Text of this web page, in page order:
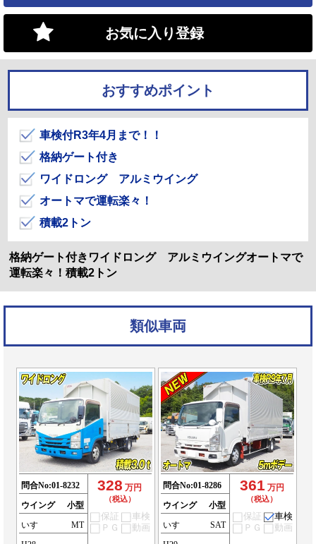
お気に入り登録
おすすめポイント
車検付R3年4月まで！！
格納ゲート付き
ワイドロング アルミウイング
オートマで運転楽々！
積載2トン
格納ゲート付きワイドロング アルミウイングオートマで
運転楽々！積載2トン
類似車両
問合No:01-8232
ウイング
小型
いすゞ
MT
328 万円
（税込）
保証
車検
ＰＧ
動画
問合No:01-8286
ウイング
小型
いすゞ
SAT
361 万円
（税込）
保証
車検
ＰＧ
動画